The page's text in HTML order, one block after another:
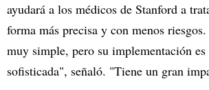
ayudará a los médicos de Stanford a
forma más precisa y con menos
muy simple, pero su implementación es
sofisticada", señaló. "Tiene un gran